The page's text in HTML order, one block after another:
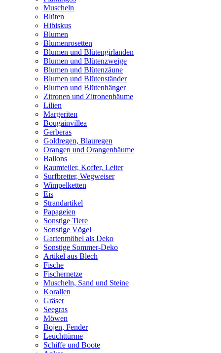
Muscheln
Blüten
Hibiskus
Blumen
Blumenrosetten
Blumen und Blütengirlanden
Blumen und Blütenzweige
Blumen und Blütenzäune
Blumen und Blütenständer
Blumen und Blütenhänger
Zitronen und Zitronenbäume
Lilien
Margeriten
Bougainvillea
Gerberas
Goldregen, Blauregen
Orangen und Orangenbäume
Ballons
Raumteiler, Koffer, Leiter
Surfbretter, Wegweiser
Wimpelketten
Eis
Strandartikel
Papageien
Sonstige Tiere
Sonstige Vögel
Gartenmöbel als Deko
Sonstige Sommer-Deko
Artikel aus Blech
Fische
Fischernetze
Muscheln, Sand und Steine
Korallen
Gräser
Seegras
Möwen
Bojen, Fender
Leuchttürme
Schiffe und Boote